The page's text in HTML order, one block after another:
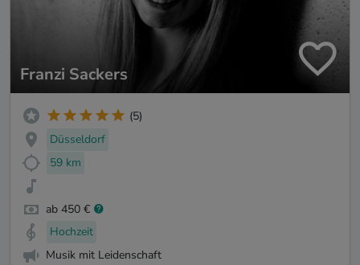
Franzi Sackers
(5)
Düsseldorf
59 km
ab 450 €
Hochzeit
Musik mit Leidenschaft